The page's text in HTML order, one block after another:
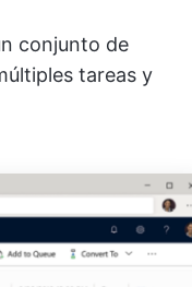
conjunto de
tareas y